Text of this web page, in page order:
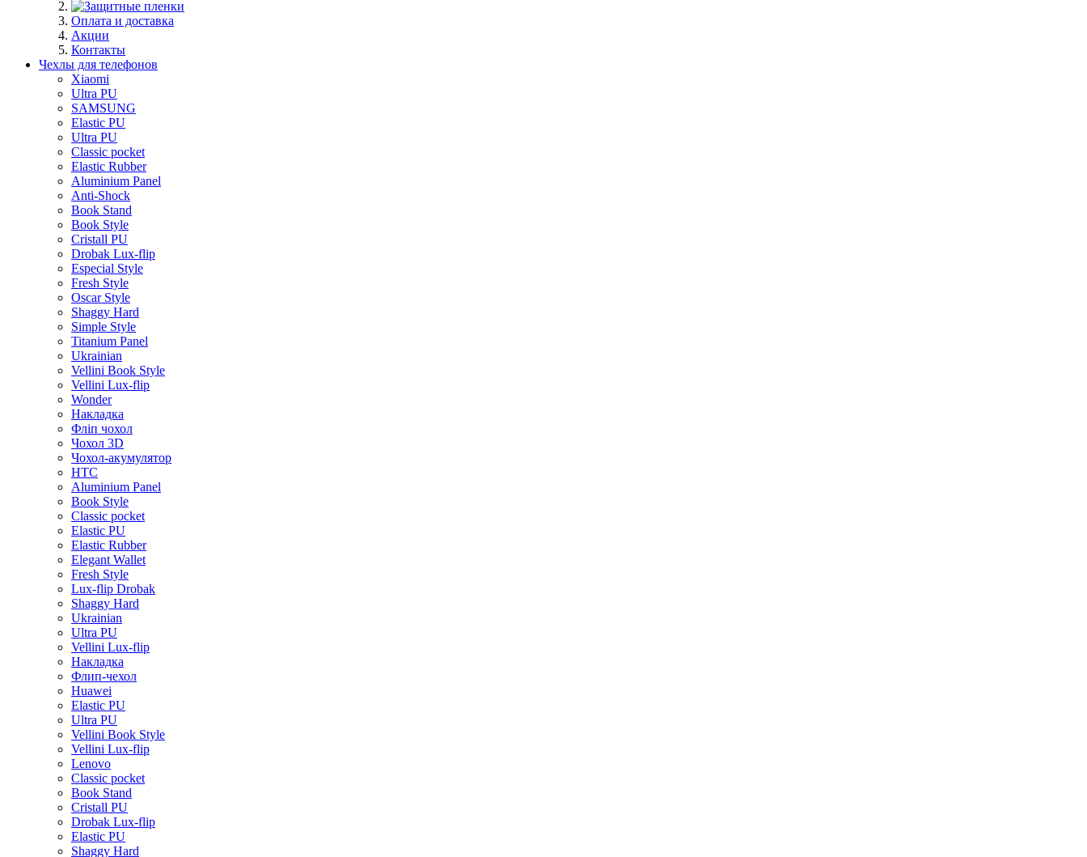
Оплата и доставка
Акции
Контакты
Чехлы для телефонов
Xiaomi
Ultra PU
SAMSUNG
Elastic PU
Ultra PU
Classic pocket
Elastic Rubber
Aluminium Panel
Anti-Shock
Book Stand
Book Style
Cristall PU
Drobak Lux-flip
Especial Style
Fresh Style
Oscar Style
Shaggy Hard
Simple Style
Titanium Panel
Ukrainian
Vellini Book Style
Vellini Lux-flip
Wonder
Накладка
Фліп чохол
Чохол 3D
Чохол-акумулятор
HTC
Aluminium Panel
Book Style
Classic pocket
Elastic PU
Elastic Rubber
Elegant Wallet
Fresh Style
Lux-flip Drobak
Shaggy Hard
Ukrainian
Ultra PU
Vellini Lux-flip
Накладка
Флип-чехол
Huawei
Elastic PU
Ultra PU
Vellini Book Style
Vellini Lux-flip
Lenovo
Classic pocket
Book Stand
Cristall PU
Drobak Lux-flip
Elastic PU
Shaggy Hard